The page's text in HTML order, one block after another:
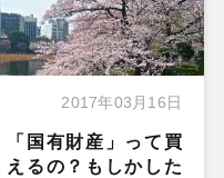
2017年03月16日
「国有財産」って買
えるの？もしかした